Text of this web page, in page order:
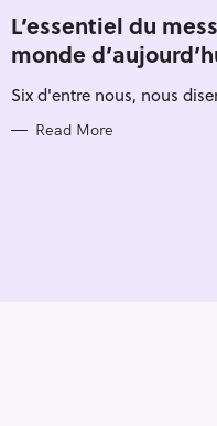
T
E
G
O
I
S
L’essentiel du
monde
Six d'entre nous, nous
Read More